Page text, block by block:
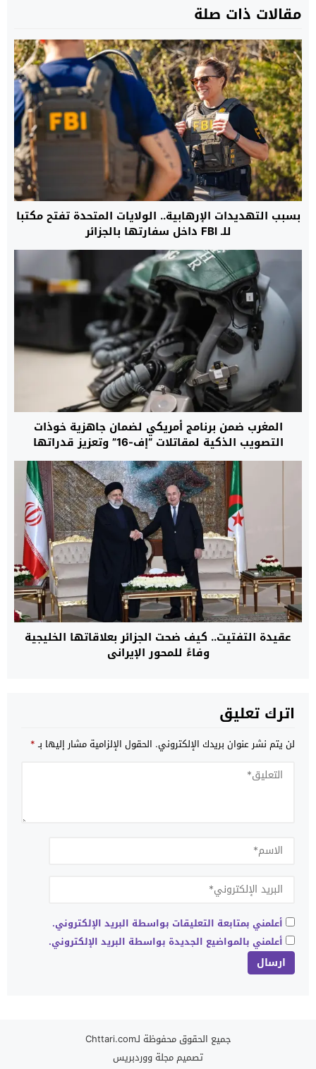
مقالات ذات صلة
بسبب التهديدات الإرهابية.. الولايات المتحدة تفتح مكتبا
للـ FBI داخل سفارتها بالجزائر
المغرب ضمن برنامج أمريكي لضمان جاهزية خوذات
التصويب الذكية لمقاتلات “إف-16” وتعزيز قدراتها
القتالية حتى عام 2032
عقيدة التفتيت.. كيف ضحت الجزائر بعلاقاتها الخليجية
وفاءً للمحور الإيراني
اترك تعليق
لن يتم نشر عنوان بريدك الإلكتروني. الحقول الإلزامية مشار إليها بـ*
أعلمني بمتابعة التعليقات بواسطة البريد الإلكتروني.
أعلمني بالمواضيع الجديدة بواسطة البريد الإلكتروني.
جميع الحقوق محفوظة لـChttari.com
تصميممجلة ووردبريس